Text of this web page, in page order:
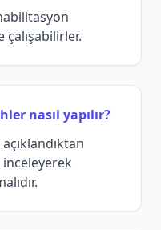
nasıl yapılır?
inceleyerek